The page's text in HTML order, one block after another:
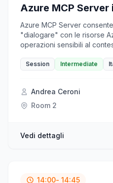
Azure MCP Server
Azure MCP Server
"dialogare" con le risorse
operazioni sensibili al
naturale, leggere file da
integrazione si possono
Server, in particolare legato
Session Intermediate
Andrea Ceroni
Room 2
Vedi dettagli
14:00- 14:45